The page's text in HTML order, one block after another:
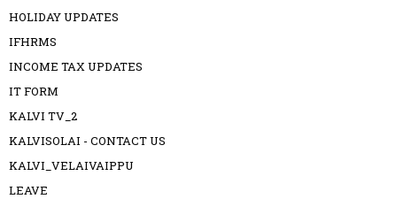
HOLIDAY UPDATES
IFHRMS
INCOME TAX UPDATES
IT FORM
KALVI TV_2
KALVISOLAI - CONTACT US
KALVI_VELAIVAIPPU
LEAVE